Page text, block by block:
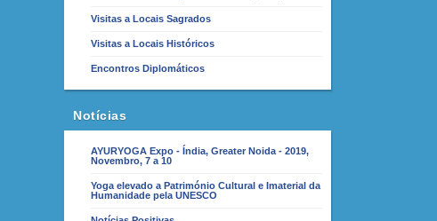
Visitas a Locais Sagrados
Visitas a Locais Históricos
Encontros Diplomáticos
Notícias
AYURYOGA Expo - Índia, Greater Noida - 2019,
Novembro, 7 a 10
Yoga elevado a Património Cultural e Imaterial da
Humanidade pela UNESCO